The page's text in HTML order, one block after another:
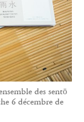
des sentō
6 décembre de